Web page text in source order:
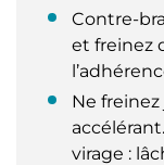
Contre-
et freinez
Ne
virage :